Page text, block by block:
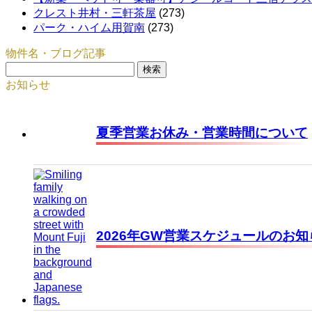
クレスト井村・三軒茶屋 (273)
パーク・ハイム用賀南 (273)
物件名・ブログ記事
索:
お知らせ
夏季営業お休み・営業時間について
2026年GW営業スケジュールのお知